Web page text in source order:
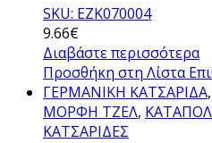
SKU: EZK070004
9.66€
Διαβάστε περισσότερα
Προσθήκη στη Λίστα
ΓΕΡΜΑΝΙΚΗ ΚΑΤΣΑΡΙΔΑ,
ΜΟΡΦΗ ΤΖΕΛ,
ΚΑΤΣΑΡΙΔΕΣ